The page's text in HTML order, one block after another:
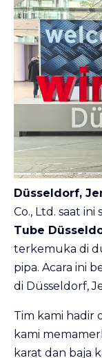
Düsseldorf,
Co., Ltd. saat
Tube
terkemuka di
pipa. Acara ini
di Düsseldorf,
Tim kami hadir
kami
karat dan baja